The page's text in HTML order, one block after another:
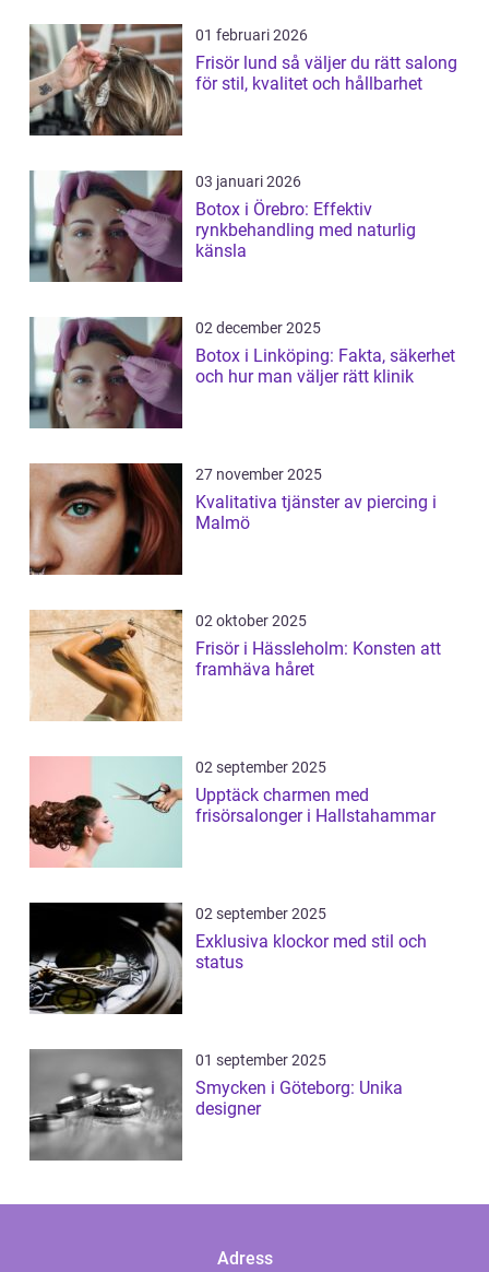
01 februari 2026
Frisör lund så väljer du rätt salong
för stil, kvalitet och hållbarhet
03 januari 2026
Botox i Örebro: Effektiv
rynkbehandling med naturlig
känsla
02 december 2025
Botox i Linköping: Fakta, säkerhet
och hur man väljer rätt klinik
27 november 2025
Kvalitativa tjänster av piercing i
Malmö
02 oktober 2025
Frisör i Hässleholm: Konsten att
framhäva håret
02 september 2025
Upptäck charmen med
frisörsalonger i Hallstahammar
02 september 2025
Exklusiva klockor med stil och
status
01 september 2025
Smycken i Göteborg: Unika
designer
Adress